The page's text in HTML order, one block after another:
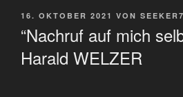
16. OKTOBER 2021 VON SEEKER7
“Nachruf auf mich
Harald WELZER